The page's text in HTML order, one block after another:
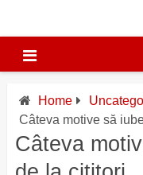
Home
Câteva motive să
Câteva